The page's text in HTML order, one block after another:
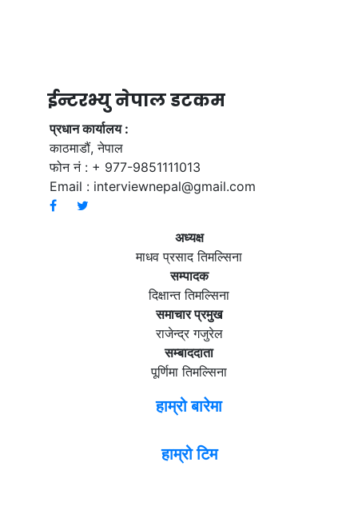
ईन्टरभ्यु नेपाल डटकम
प्रधान कार्यालय :
काठमाडौं, नेपाल
फोन नं : + 977-9851111013
Email : interviewnepal@gmail.com
अध्यक्ष
माधव प्रसाद तिमल्सिना
सम्पादक
दिक्षान्त तिमल्सिना
समाचार प्रमुख
राजेन्द्र गजुरेल
सम्बाददाता
पूर्णिमा तिमल्सिना
हाम्रो बारेमा
हाम्रो टिम